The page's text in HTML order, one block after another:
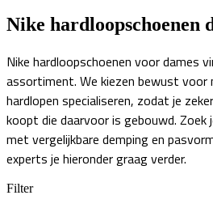
Nike hardloopschoenen
Nike hardloopschoenen voor dames
assortiment. We kiezen bewust voor
hardlopen specialiseren, zodat je
koopt die daarvoor is gebouwd.
met vergelijkbare demping en
experts je hieronder graag verder.
Filter